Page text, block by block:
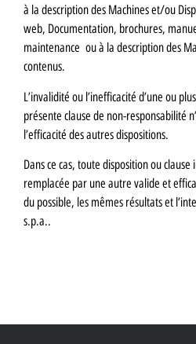
à la description des Machines et/ou
web, Documentation, brochures,
maintenance ou à la description des
contenus.
L’invalidité ou l’inefficacité d’une ou
présente clause de non-responsabilité
l’efficacité des autres dispositions.
Dans ce cas, toute disposition ou
remplacée par une autre valide et
du possible, les mêmes résultats et
s.p.a..